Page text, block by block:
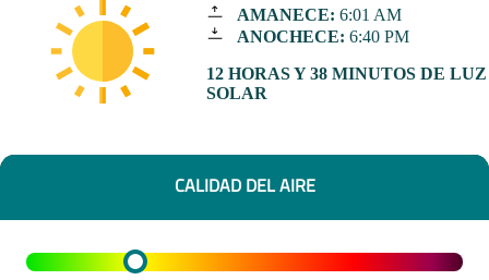
AMANECE: 6:01 AM
ANOCHECE: 6:40 PM
12 HORAS Y 38 MINUTOS DE LUZ
SOLAR
CALIDAD DEL AIRE